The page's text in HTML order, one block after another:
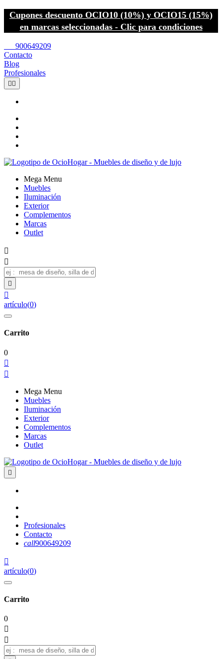
Cupones descuento OCIO10 (10%) y OCIO15 (15%)
en marcas seleccionadas - Clic para condiciones
900649209
Contacto
Blog
Profesionales
 
Mega Menu
Muebles
Iluminación
Exterior
Complementos
Marcas
Outlet




artículo(0)
Carrito
0


Mega Menu
Muebles
Iluminación
Exterior
Complementos
Marcas
Outlet

Profesionales
Contacto
call900649209

artículo(0)
Carrito
0

